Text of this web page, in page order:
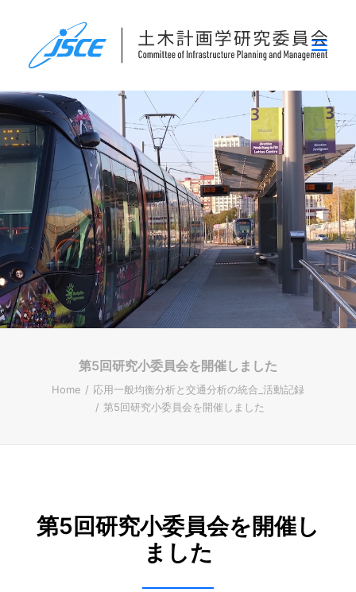
ホーム
委員会概要
研究発表会
論文集・刊行物
行事案内
表彰
災害関連調査情報
リンク
ENGLISH
第5回研究小委員会を開催しました
Home
応用一般均衡分析と交通分析の統合_活動記録
第5回研究小委員会を開催しました
第5回研究小委員会を開催し
ました